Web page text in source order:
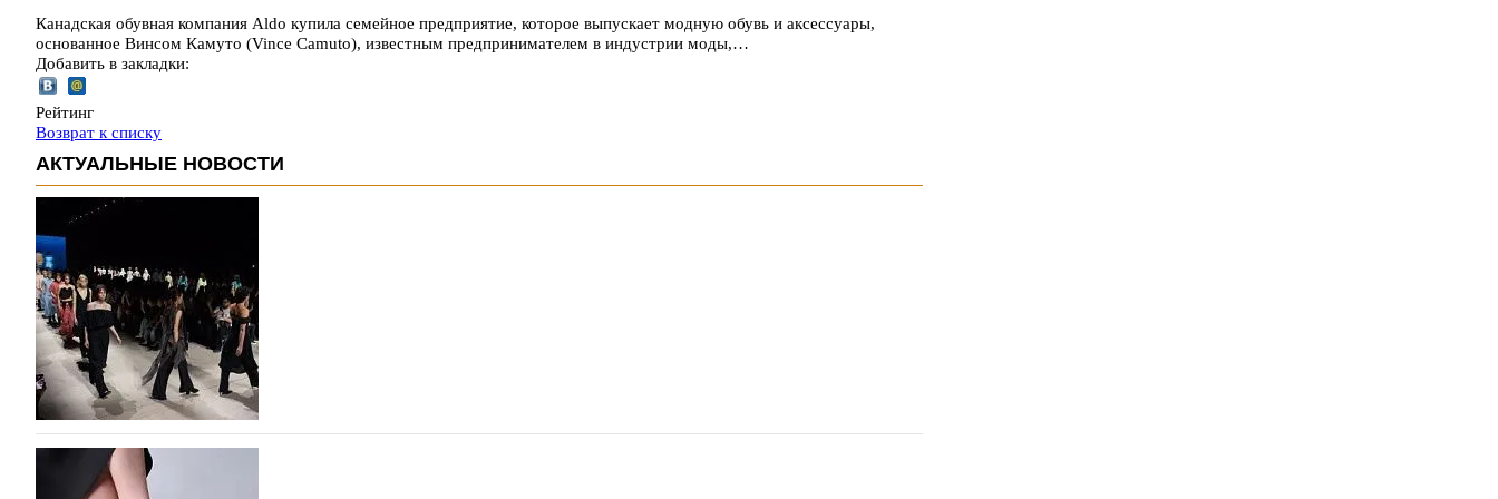
Канадская обувная компания Aldo купила семейное предприятие, которое выпускает модную обувь и аксессуары,
основанное Винсом Камуто (Vince Camuto), известным предпринимателем в индустрии моды,…
Добавить в закладки:
Рейтинг
Возврат к списку
АКТУАЛЬНЫЕ НОВОСТИ
На участие в Московской неделе моды подано 1047 заявок